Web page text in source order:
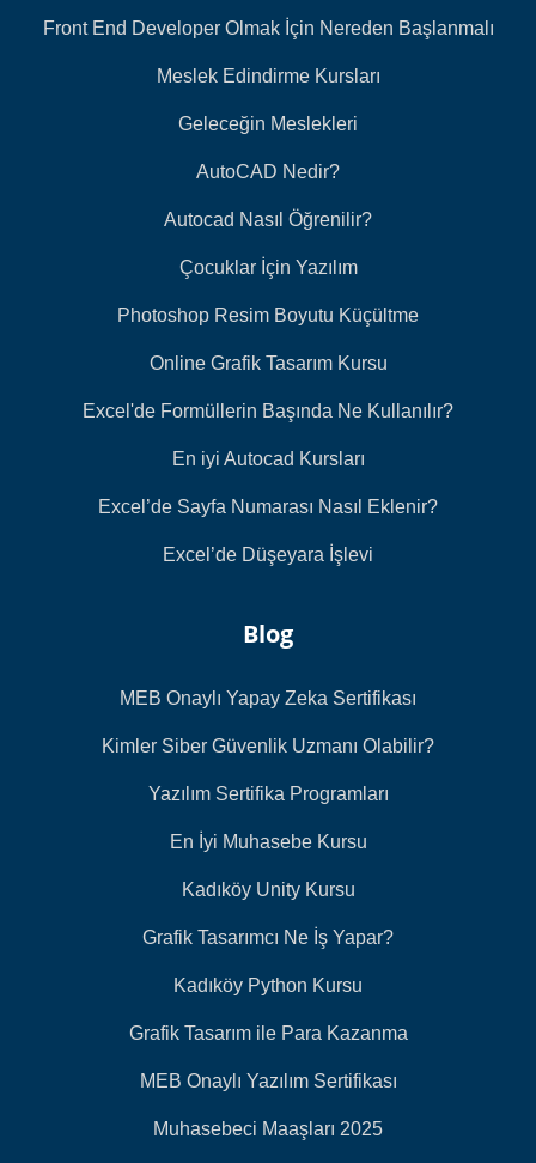
Front End Developer Olmak İçin Nereden Başlanmalı
Meslek Edindirme Kursları
Geleceğin Meslekleri
AutoCAD Nedir?
Autocad Nasıl Öğrenilir?
Çocuklar İçin Yazılım
Photoshop Resim Boyutu Küçültme
Online Grafik Tasarım Kursu
Excel'de Formüllerin Başında Ne Kullanılır?
En iyi Autocad Kursları
Excel’de Sayfa Numarası Nasıl Eklenir?
Excel’de Düşeyara İşlevi
Blog
MEB Onaylı Yapay Zeka Sertifikası
Kimler Siber Güvenlik Uzmanı Olabilir?
Yazılım Sertifika Programları
En İyi Muhasebe Kursu
Kadıköy Unity Kursu
Grafik Tasarımcı Ne İş Yapar?
Kadıköy Python Kursu
Grafik Tasarım ile Para Kazanma
MEB Onaylı Yazılım Sertifikası
Muhasebeci Maaşları 2025